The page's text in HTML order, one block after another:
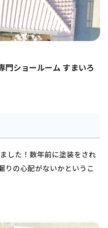
門ショールーム すまいろ
した！数年前に塗装をされ
りの心配がないかというこ